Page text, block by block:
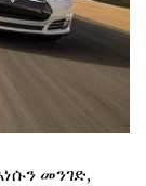
መንገድ,